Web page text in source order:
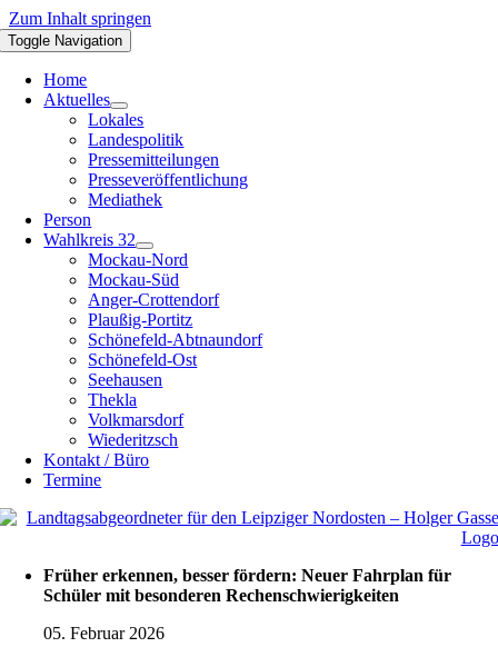
Zum Inhalt springen
Toggle Navigation
Home
Aktuelles
Lokales
Landespolitik
Pressemitteilungen
Presseveröffentlichung
Mediathek
Person
Wahlkreis 32
Mockau-Nord
Mockau-Süd
Anger-Crottendorf
Plaußig-Portitz
Schönefeld-Abtnaundorf
Schönefeld-Ost
Seehausen
Thekla
Volkmarsdorf
Wiederitzsch
Kontakt / Büro
Termine
Früher erkennen, besser fördern: Neuer Fahrplan für
Schüler mit besonderen Rechenschwierigkeiten
05. Februar 2026